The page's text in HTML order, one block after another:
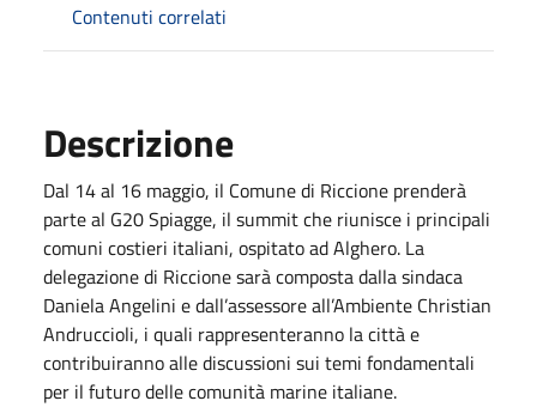
Contenuti correlati
Descrizione
Dal 14 al 16 maggio, il Comune di Riccione prenderà
parte al G20 Spiagge, il summit che riunisce i principali
comuni costieri italiani, ospitato ad Alghero. La
delegazione di Riccione sarà composta dalla sindaca
Daniela Angelini e dall’assessore all’Ambiente Christian
Andruccioli, i quali rappresenteranno la città e
contribuiranno alle discussioni sui temi fondamentali
per il futuro delle comunità marine italiane.